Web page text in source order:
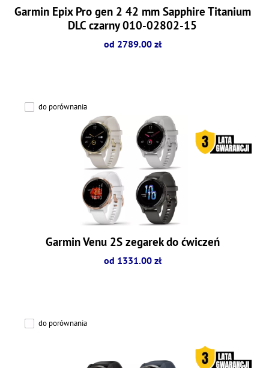
Garmin Epix Pro gen 2 42 mm Sapphire Titanium
DLC czarny 010-02802-15
od 2789.00 zł
do porównania
Garmin Venu 2S zegarek do ćwiczeń
od 1331.00 zł
do porównania